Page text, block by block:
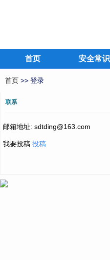
首页 安全常识
首页 >> 登录
联系
邮箱地址: sdtding@163.com
我要投稿 投稿